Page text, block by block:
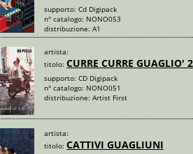
supporto: Cd Digipack
n° catalogo: NONO053
distribuzione: A1
artista:
titolo: CURRE CURRE GUAGLIO'
supporto: CD Digipack
n° catalogo: NONO051
distribuzione: Artist First
artista:
titolo: CATTIVI GUAGLIUNI